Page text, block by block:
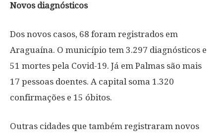
Novos diagnósticos
Dos novos casos, 68 foram registrados em
Araguaína. O município tem 3.297 diagnósticos e
51 mortes pela Covid-19. Já em Palmas são mais
17 pessoas doentes. A capital soma 1.320
confirmações e 15 óbitos.
Outras cidades que também registraram novos